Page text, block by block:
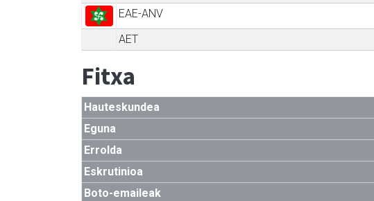
EAE-ANV
AET
Fitxa
Hauteskundea
Eguna
Errolda
Eskrutinioa
Boto-emaileak